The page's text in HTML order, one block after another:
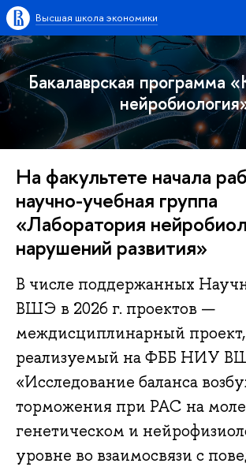
Высшая школа экономики
Бакалаврская программа
На факультете начала
научно-учебная группа
«Лаборатория
нарушений развития»
В числе поддержанных
ВШЭ в 2026 г. проектов —
междисциплинарный проект,
реализуемый на ФББ НИУ
«Исследование баланса
торможения при РАС на
генетическом и
уровне во взаимосвязи с